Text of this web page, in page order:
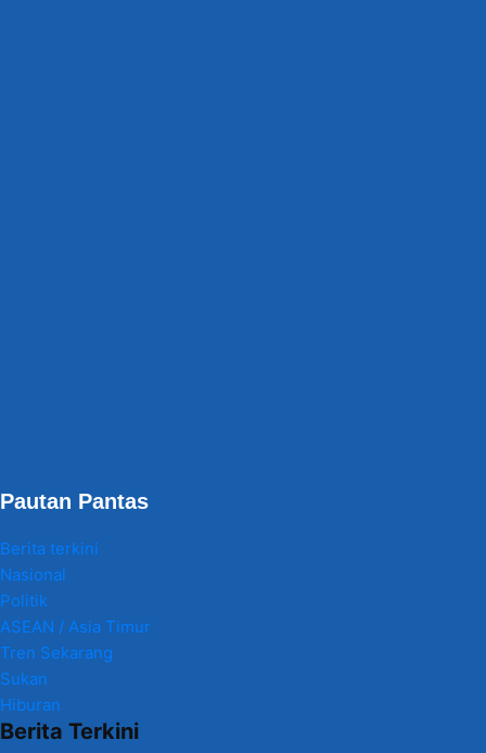
Pautan Pantas
Berita terkini
Nasional
Politik
ASEAN / Asia Timur
Tren Sekarang
Sukan
Hiburan
Berita Terkini